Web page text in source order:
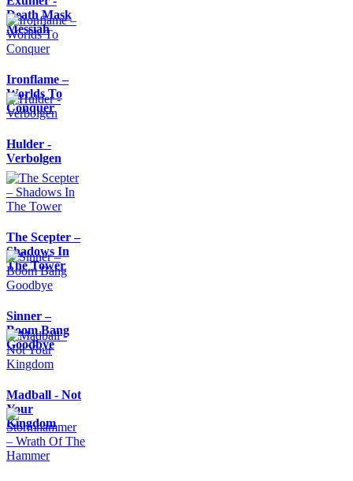
Death Mask
Messiah
Ironflame –
Worlds To
Conquer
Hulder -
Verbolgen
The Scepter –
Shadows In
The Tower
Sinner –
Boom Bang
Goodbye
Madball - Not
Your
Kingdom